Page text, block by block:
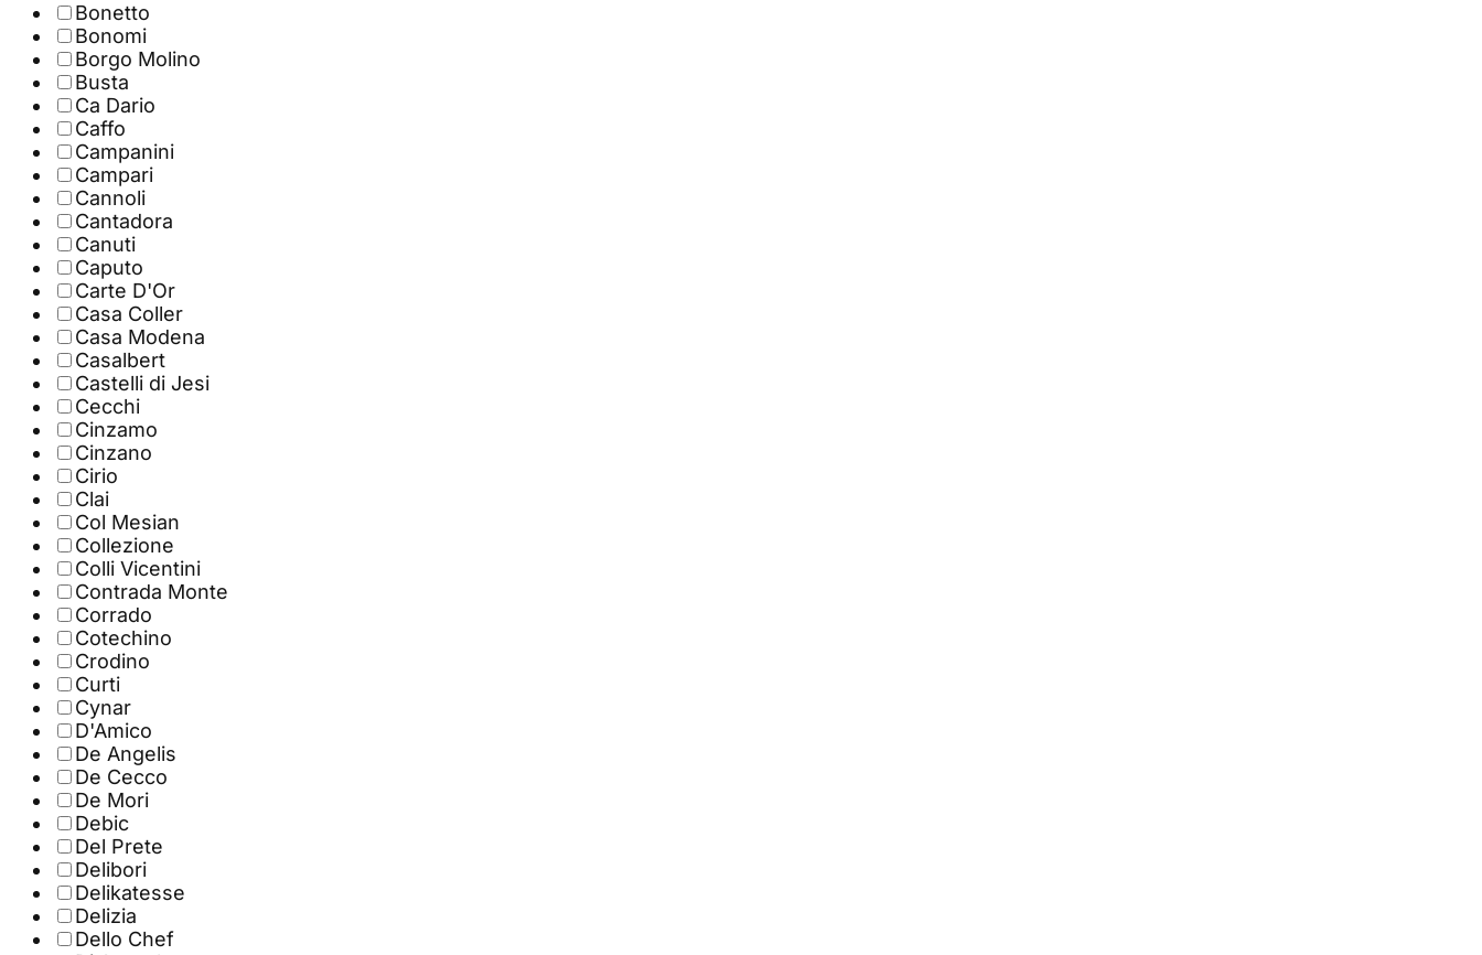
Bonetto
Bonomi
Borgo Molino
Busta
Ca Dario
Caffo
Campanini
Campari
Cannoli
Cantadora
Canuti
Caputo
Carte D'Or
Casa Coller
Casa Modena
Casalbert
Castelli di Jesi
Cecchi
Cinzamo
Cinzano
Cirio
Clai
Col Mesian
Collezione
Colli Vicentini
Contrada Monte
Corrado
Cotechino
Crodino
Curti
Cynar
D'Amico
De Angelis
De Cecco
De Mori
Debic
Del Prete
Delibori
Delikatesse
Delizia
Dello Chef